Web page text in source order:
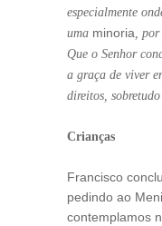
especialmente
uma minoria, por
Que o Senhor
a graça de viver
direitos,
Crianças
Francisco
pedindo ao
contemplamos